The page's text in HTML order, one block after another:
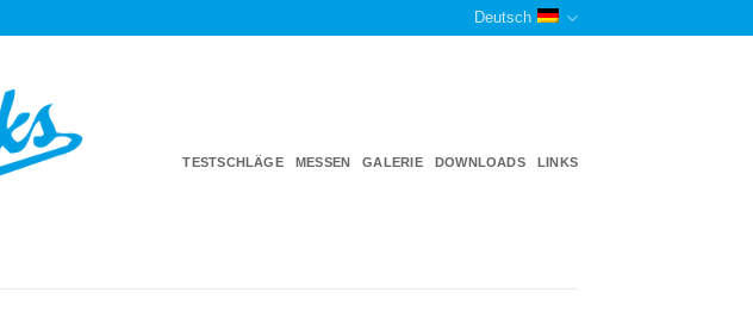
Deutsch
TESTSCHLÄGE MESSEN GALERIE DOWNLOADS LINKS